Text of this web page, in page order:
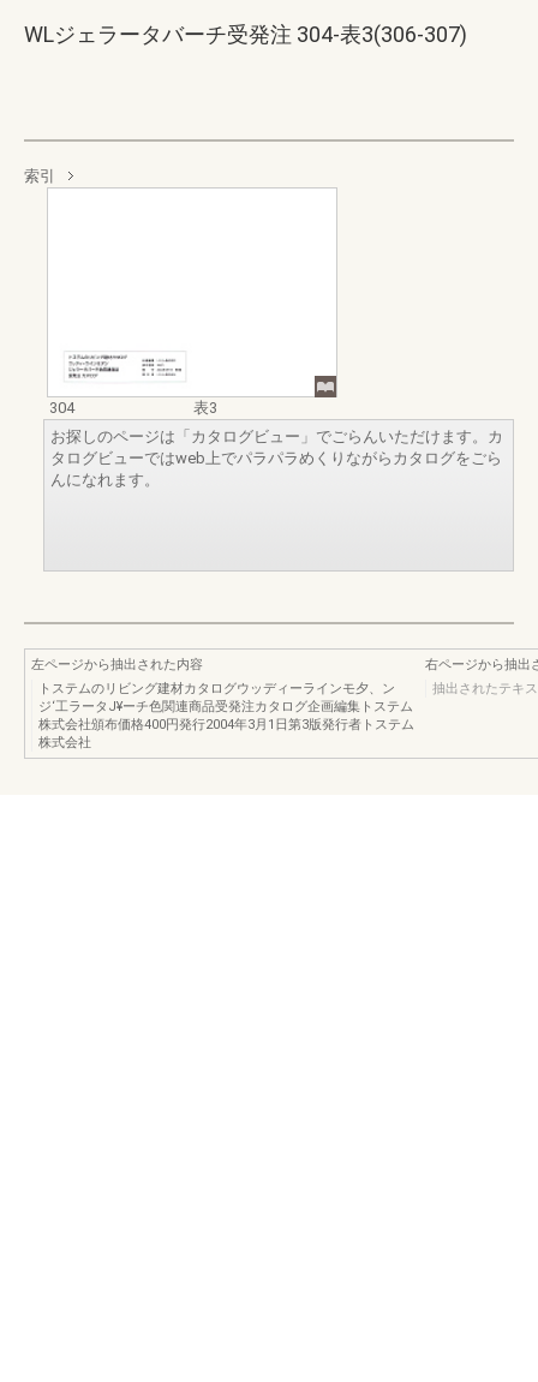
WLジェラータバーチ受発注 304-表3(306-307)
索引
304
表3
お探しのページは「カタログビュー」でごらんいただけます。カ
タログビューではweb上でパラパラめくりながらカタログをごら
んになれます。
左ページから抽出された内容
トステムのリビング建材カタログウッディーラインモ夕、ン
ジ‘工ラータJ¥ーチ色関連商品受発注カタログ企画編集トステム
株式会社頒布価格400円発行2004年3月1日第3版発行者トステム
株式会社
右ページから抽出
抽出されたテキ